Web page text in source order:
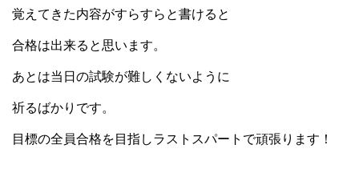
覚えてきた内容がすらすらと書けると
合格は出来ると思います。
あとは当日の試験が難しくないように
祈るばかりです。
目標の全員合格を目指しラストスパートで頑張ります！